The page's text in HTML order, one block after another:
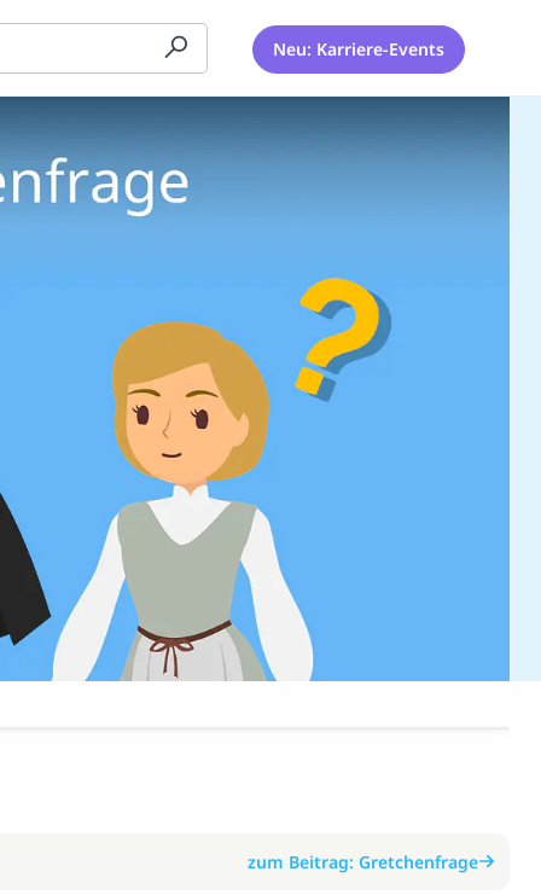
Neu: Karriere-Events
zum Beitrag: Gretchenfrage